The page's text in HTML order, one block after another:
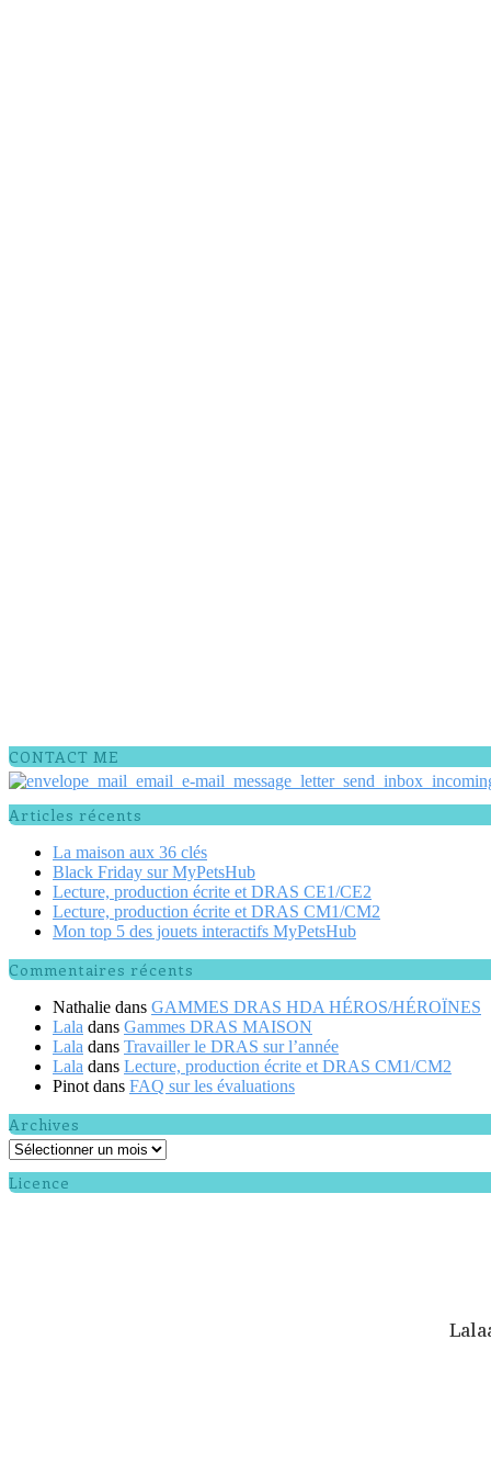
CONTACT ME
Articles récents
La maison aux 36 clés
Black Friday sur MyPetsHub
Lecture, production écrite et DRAS CE1/CE2
Lecture, production écrite et DRAS CM1/CM2
Mon top 5 des jouets interactifs MyPetsHub
Commentaires récents
Nathalie dans GAMMES DRAS HDA HÉROS/HÉROÏNES
Lala dans Gammes DRAS MAISON
Lala dans Travailler le DRAS sur l’année
Lala dans Lecture, production écrite et DRAS CM1/CM2
Pinot dans FAQ sur les évaluations
Archives
Archives
Licence